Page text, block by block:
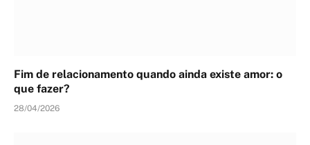
Fim de relacionamento quando ainda existe amor: o
que fazer?
28/04/2026